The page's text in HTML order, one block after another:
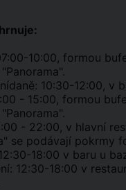
10:00, formou
10:30-12:00, v
- 15:00, formou
- 22:00, v hlavní
se podávají pokrmy
18:00 v baru u
12:30-18:00 v